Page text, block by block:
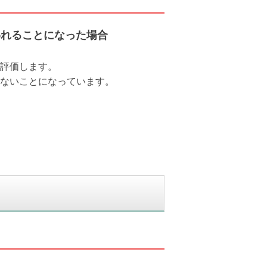
ることになった場合
価します。
いことになっています。